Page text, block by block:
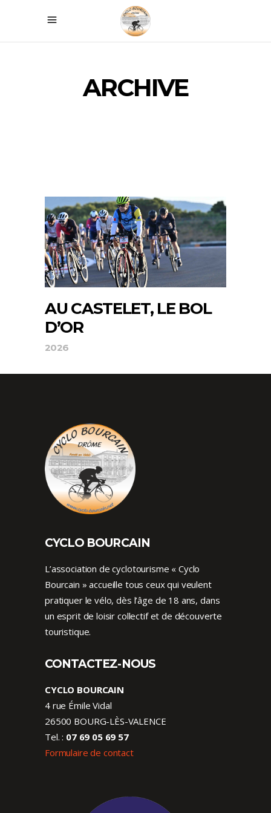
ARCHIVE
AU CASTELET, LE BOL
D’OR
2026
CYCLO BOURCAIN
L’association de cyclotourisme « Cyclo
Bourcain » accueille tous ceux qui veulent
pratiquer le vélo, dès l’âge de 18 ans, dans
un esprit de loisir collectif et de découverte
touristique.
CONTACTEZ-NOUS
CYCLO BOURCAIN
4 rue Émile Vidal
26500 BOURG-LÈS-VALENCE
Tel. : 07 69 05 69 57
Formulaire de contact